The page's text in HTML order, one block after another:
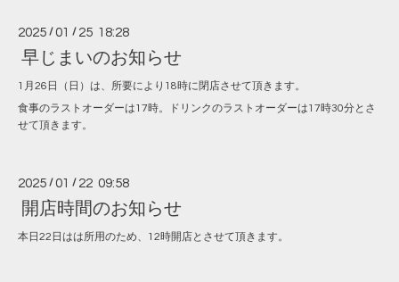
2025 /01 / 25 18:28
早じまいのお知らせ
1月26日（日）は、所要により18時に閉店させて頂きます。
食事のラストオーダーは17時。ドリンクのラストオーダーは17時30分とさ
せて頂きます。
2025 /01 / 22 09:58
開店時間のお知らせ
本日22日はは所用のため、12時開店とさせて頂きます。